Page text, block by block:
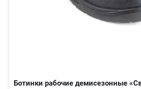
Ботинки рабочие демисезонные